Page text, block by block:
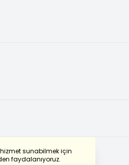
sunabilmek için
faydalanıyoruz.